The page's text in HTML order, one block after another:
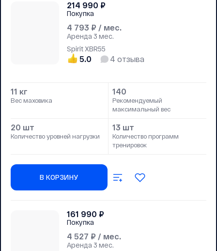
4 793 ₽ / мес.
Аренда 3 мес.
214 990 ₽
Покупка
Spirit XBR55
5.0 4 отзыва
11 кг
Вес маховика
140
Рекомендуемый
максимальный вес
20 шт
Количество уровней нагрузки
13 шт
Количество программ
тренировок
В КОРЗИНУ
4 527 ₽ / мес.
Аренда 3 мес.
161 990 ₽
Покупка